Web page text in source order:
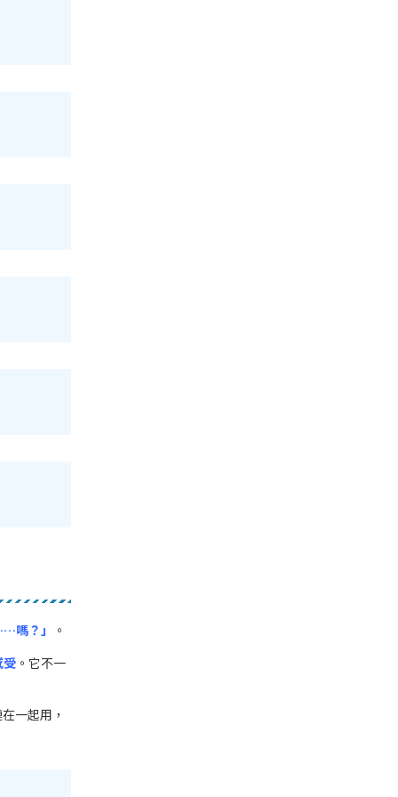
嗎？」
。
受 。它不一
一起用，